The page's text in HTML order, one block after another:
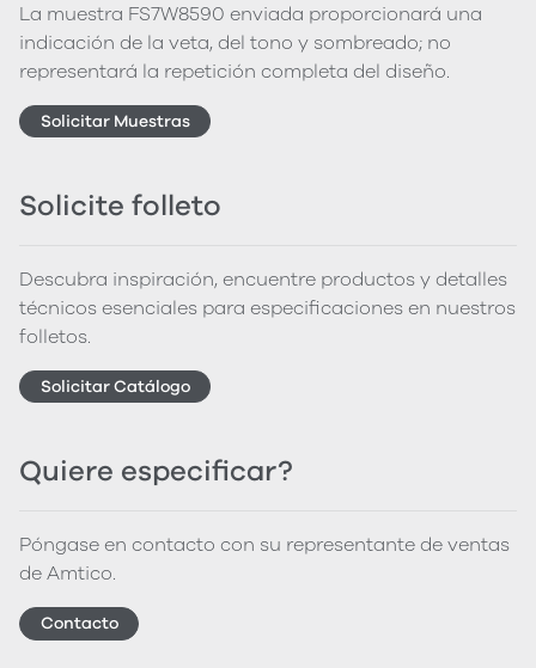
La muestra FS7W8590 enviada proporcionará una
indicación de la veta, del tono y sombreado; no
representará la repetición completa del diseño.
Solicitar Muestras
Solicite folleto
Descubra inspiración, encuentre productos y detalles
técnicos esenciales para especificaciones en nuestros
folletos.
Solicitar Catálogo
Quiere especificar?
Póngase en contacto con su representante de ventas
de Amtico.
Contacto